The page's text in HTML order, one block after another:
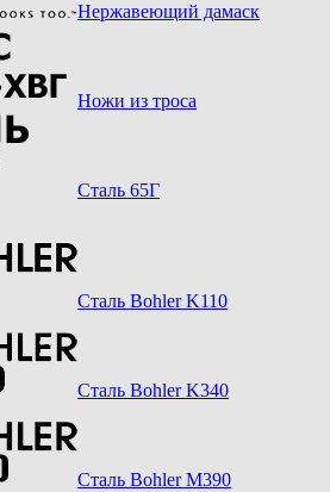
Нержавеющий дамаск
Ножи из троса
Сталь 65Г
Сталь Bohler K110
Сталь Bohler K340
Сталь Bohler M390